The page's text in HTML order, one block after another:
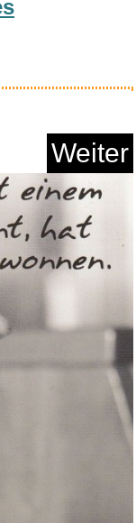
Anzeige
Weiter